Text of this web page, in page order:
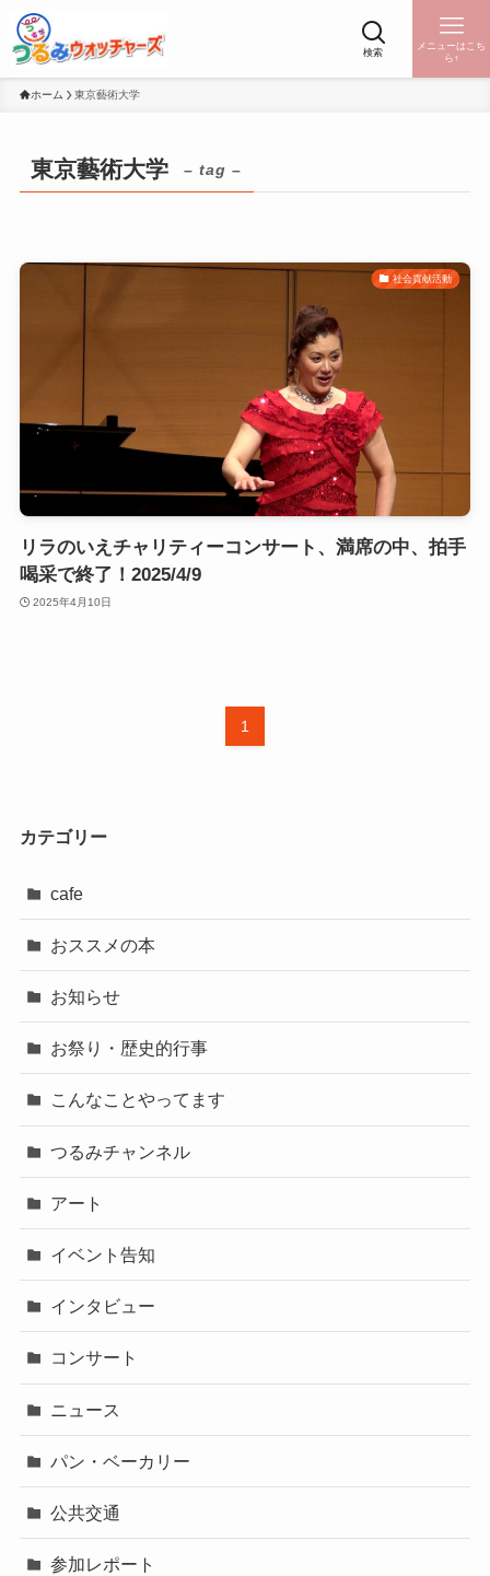
検索
メニューはこち
ら↑
ホーム 東京藝術大学
東京藝術大学 – tag –
社会貢献活動
リラのいえチャリティーコンサート、満席の中、拍手
喝采で終了！2025/4/9
2025年4月10日
1
カテゴリー
cafe
おススメの本
お知らせ
お祭り・歴史的行事
こんなことやってます
つるみチャンネル
アート
イベント告知
インタビュー
コンサート
ニュース
パン・ベーカリー
公共交通
参加レポート